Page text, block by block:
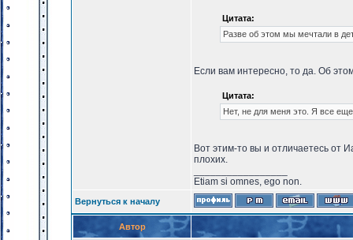
Цитата:
Разве об этом мы мечтали в
Если вам интересно, то да. Об
Цитата:
Нет, не для меня это. Я все
Вот этим-то вы и отличаетесь от
плохих.
Etiam si omnes, ego non.
Вернуться к началу
Автор